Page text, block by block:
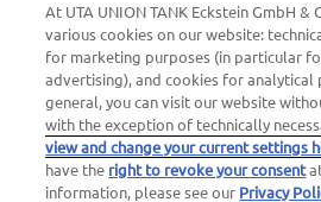
Accedi all'area
UTA Edenred
At UTA UNION TANK Eckstein GmbH &
various cookies on our website:
for marketing purposes (in particular
advertising), and cookies for analytical
general, you can visit our website
with the exception of technically
view and change your current settings
have the right to revoke your consent
information, please see our Privacy